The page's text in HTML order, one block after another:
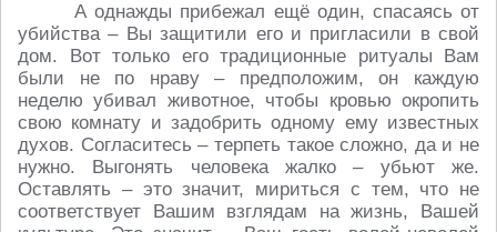
А однажды прибежал ещё один, спасаясь от
убийства – Вы защитили его и пригласили в свой
дом. Вот только его традиционные ритуалы Вам
были не по нраву – предположим, он каждую
неделю убивал животное, чтобы кровью окропить
свою комнату и задобрить одному ему известных
духов. Согласитесь – терпеть такое сложно, да и не
нужно. Выгонять человека жалко – убьют же.
Оставлять – это значит, мириться с тем, что не
соответствует Вашим взглядам на жизнь, Вашей